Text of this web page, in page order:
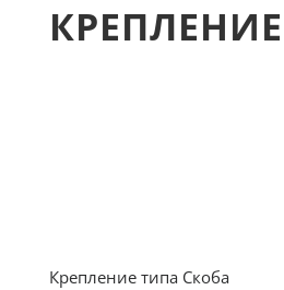
Крепление типа Скоба